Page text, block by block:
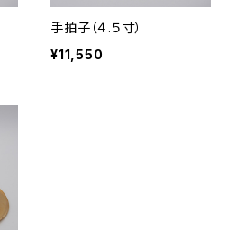
手拍子（４.５寸）
¥11,550